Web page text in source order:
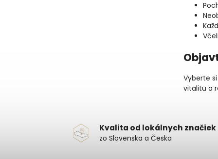
Vyberte
vitalitu a
Kvalita od lokálnych značiek
zo Slovenska a Česka